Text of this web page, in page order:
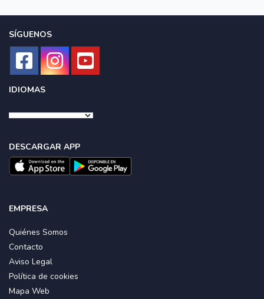
SÍGUENOS
IDIOMAS
DESCARGAR APP
EMPRESA
Quiénes Somos
Contacto
Aviso Legal
Política de cookies
Mapa Web